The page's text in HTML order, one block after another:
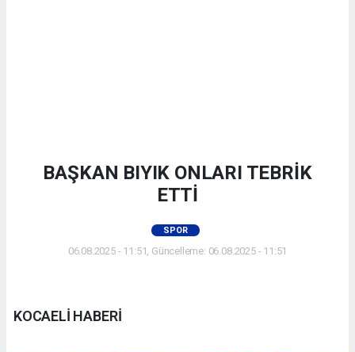
BAŞKAN BIYIK ONLARI TEBRİK
ETTİ
SPOR
06.08.2025 - 11:51, Güncelleme: 06.08.2025 - 11:51
KOCAELİ HABERİ